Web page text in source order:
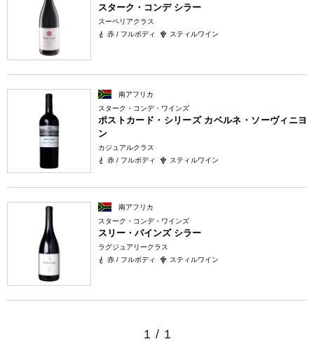
スターク・コンデ シラー
スーペリアクラス
赤 / フルボディ
スティルワイン
南アフリカ
スターク・コンデ・ワインズ
ポストカード・シリーズ カベルネ・ソーヴィニヨ
ン
カジュアルクラス
赤 / フルボディ
スティルワイン
南アフリカ
スターク・コンデ・ワインズ
スリー・パインズ シラー
ラグジュアリークラス
赤 / フルボディ
スティルワイン
1 / 1